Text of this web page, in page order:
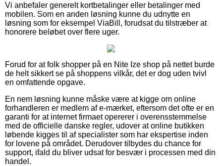
Vi anbefaler generelt kortbetalinger eller betalinger med
mobilen. Som en anden løsning kunne du udnytte en
løsning som for eksempel ViaBill, forudsat du tilstræber at
honorere beløbet over flere uger.
Forud for at folk shopper på en Nite Ize shop på nettet burde
de helt sikkert se på shoppens vilkår, det er dog uden tvivl
en omfattende opgave.
En nem løsning kunne måske være at kigge om online
forhandleren er medlem af e-mærket, eftersom det ofte er en
garanti for at internet firmaet opererer i overensstemmelse
med de officielle danske regler, udover at online butikken
løbende kigges til af specialister som har ekspertise inden
for lovene på området. Derudover tilbydes du chance for
support, ifald du bliver udsat for besvær i processen med din
handel.